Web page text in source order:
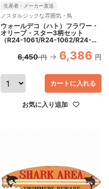
生産者・メーカー直送
ノスタルジックな雰囲気・鳥
ウォールデコ（ハト）フラワー・
オリーブ・スター3柄セット
（R24-1061/R24-1062/R24-
6,450 円 6,386 円
カートに入れる
お気に入り追加